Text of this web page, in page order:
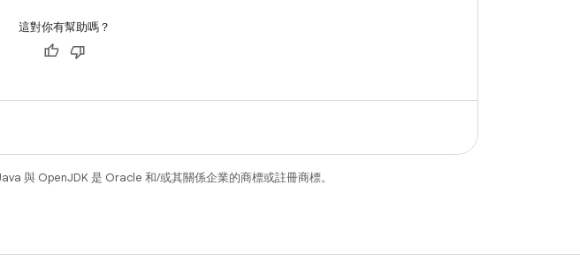
這對你有幫助嗎？
與 OpenJDK 是 Oracle 和/或其關係企業的商標或註冊商標。